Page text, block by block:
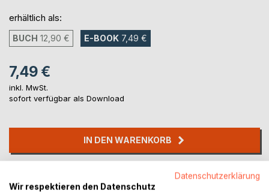
erhältlich als:
BUCH 12,90 € E-BOOK 7,49 €
7,49 €
inkl. MwSt.
sofort verfügbar als Download
IN DEN WARENKORB
Titel bewerten
Datenschutzerklärung
Wir respektieren den Datenschutz